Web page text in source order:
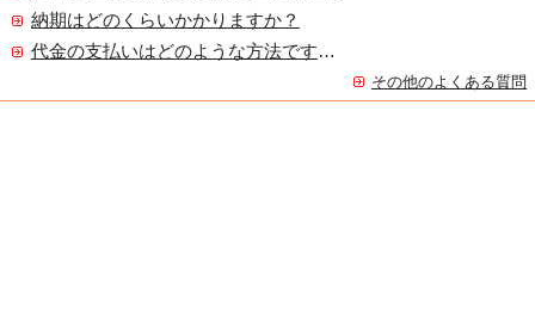
納期はどのくらいかかりますか？
代金の支払いはどのような方法ですか？
その他のよくある質問